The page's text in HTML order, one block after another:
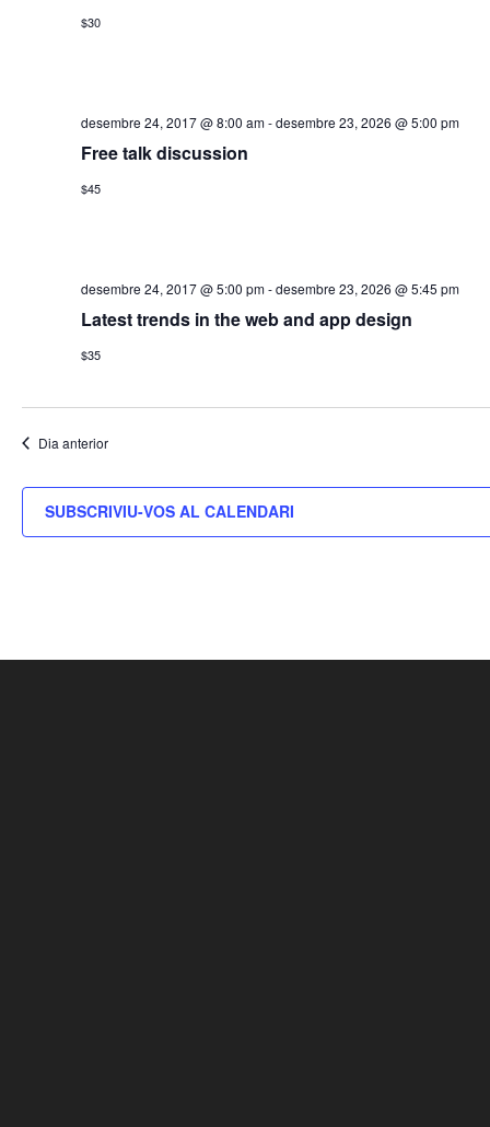
$30
desembre 24, 2017 @ 8:00 am-desembre 23, 2026 @ 5:00 pm
Free talk discussion
$45
desembre 24, 2017 @ 5:00 pm-desembre 23, 2026 @ 5:45 pm
Latest trends in the web and app design
$35
Dia anterior
SUBSCRIVIU-VOS AL CALENDARI